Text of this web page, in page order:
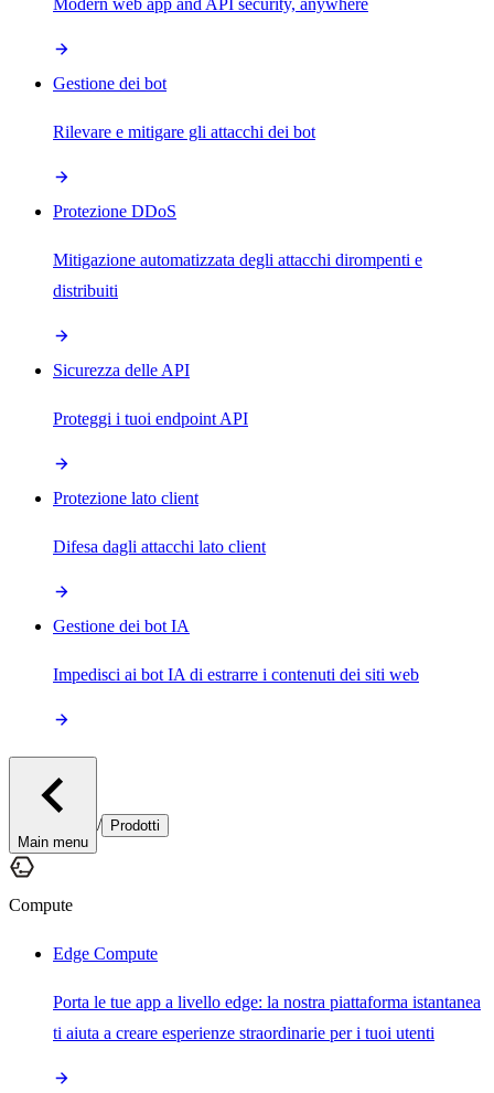
Modern web app and API security, anywhere
Gestione dei bot
Rilevare e mitigare gli attacchi dei bot
Protezione DDoS
Mitigazione automatizzata degli attacchi dirompenti e
distribuiti
Sicurezza delle API
Proteggi i tuoi endpoint API
Protezione lato client
Difesa dagli attacchi lato client
Gestione dei bot IA
Impedisci ai bot IA di estrarre i contenuti dei siti web
Main menu
/ Prodotti
Compute
Edge Compute
Porta le tue app a livello edge: la nostra piattaforma istantanea
ti aiuta a creare esperienze straordinarie per i tuoi utenti